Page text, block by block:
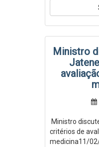
Ministro
Ministro
critérios de
medicina11/